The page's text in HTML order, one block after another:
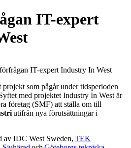
IT-expert
IT-expert Industry In West
som pågår under tidsperioden
med projektet Industry In West är
företag (SMF) att ställa om till
utifrån nya förutsättningar i
av IDC West Sweden, TEK